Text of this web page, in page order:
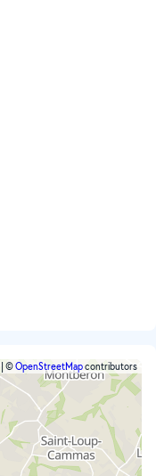
©OpenStreetMapcontributors